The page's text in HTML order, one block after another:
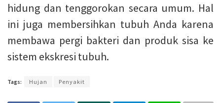
hidung dan tenggorokan secara umum. Hal
ini juga membersihkan tubuh Anda karena
membawa pergi bakteri dan produk sisa ke
sistem ekskresi tubuh.
Tags: Hujan Penyakit